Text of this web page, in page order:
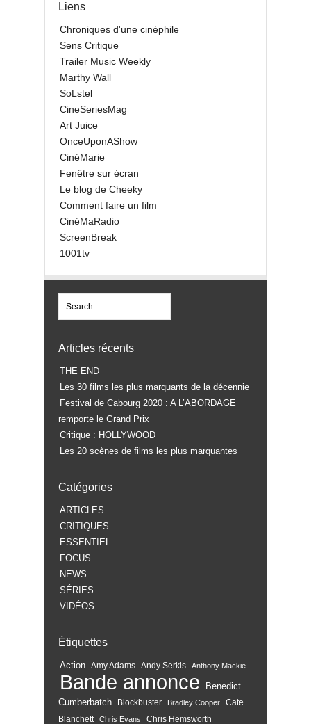
Liens
Chroniques d'une cinéphile
Sens Critique
Trailer Music Weekly
Marthy Wall
SoLstel
CineSeriesMag
Art Juice
OnceUponAShow
CinéMarie
Fenêtre sur écran
Le blog de Cheeky
Comment faire un film
CinéMaRadio
ScreenBreak
1001tv
Articles récents
THE END
Les 30 films les plus marquants de la décennie
Festival de Cabourg 2020 : A L’ABORDAGE
remporte le Grand Prix
Critique : HOLLYWOOD
Les 20 scènes de films les plus marquantes
Catégories
ARTICLES
CRITIQUES
ESSENTIEL
FOCUS
NEWS
SÉRIES
VIDÉOS
Étiquettes
Action Amy Adams Andy Serkis Anthony Mackie
Bande annonce
Benedict
Cumberbatch
Blockbuster Bradley Cooper
Cate
Blanchett
Chris Evans Chris Hemsworth